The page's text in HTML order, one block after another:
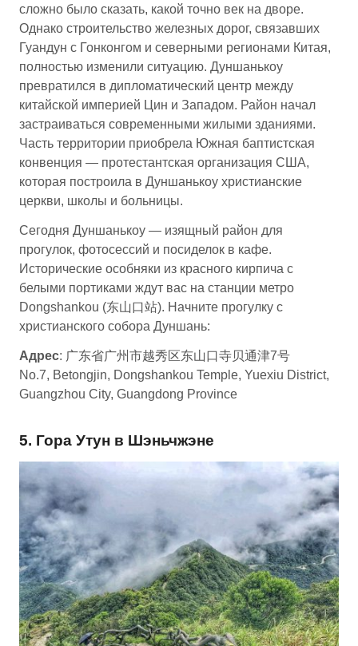
сложно было сказать, какой точно век на дворе.
Однако строительство железных дорог, связавших
Гуандун с Гонконгом и северными регионами Китая,
полностью изменили ситуацию. Дуншанькоу
превратился в дипломатический центр между
китайской империей Цин и Западом. Район начал
застраиваться современными жилыми зданиями.
Часть территории приобрела Южная баптистская
конвенция — протестантская организация США,
которая построила в Дуншанькоу христианские
церкви, школы и больницы.
Сегодня Дуншанькоу — изящный район для
прогулок, фотосессий и посиделок в кафе.
Исторические особняки из красного кирпича с
белыми портиками ждут вас на станции метро
Dongshankou (东山口站). Начните прогулку с
христианского собора Дуншань:
Адрес: 广东省广州市越秀区东山口寺贝通津7号
No.7, Betongjin, Dongshankou Temple, Yuexiu District,
Guangzhou City, Guangdong Province
5. Гора Утун в Шэньчжэне